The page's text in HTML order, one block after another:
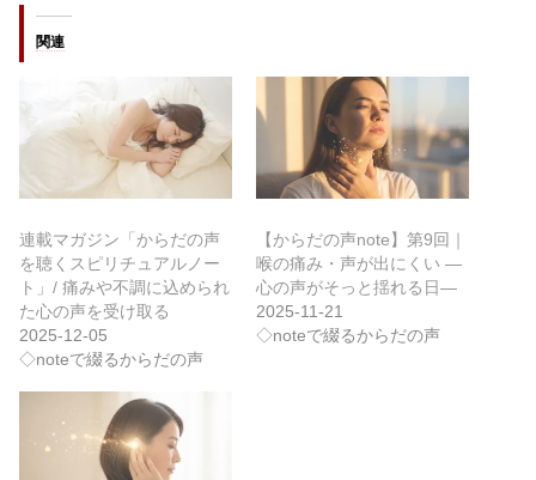
関連
連載マガジン「からだの声
を聴くスピリチュアルノー
ト」/ 痛みや不調に込められ
た心の声を受け取る
2025-12-05
◇noteで綴るからだの声
【からだの声note】第9回｜
喉の痛み・声が出にくい ―
心の声がそっと揺れる日―
2025-11-21
◇noteで綴るからだの声